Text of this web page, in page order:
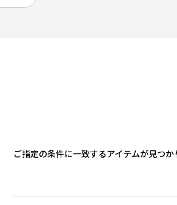
ご指定の条件に一致するアイテムが見つか